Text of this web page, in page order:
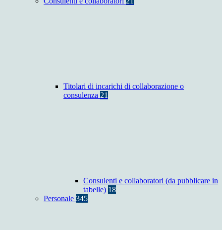
Titolari di incarichi di collaborazione o
consulenza 21
Consulenti e collaboratori (da pubblicare in
tabelle) 18
Personale 345